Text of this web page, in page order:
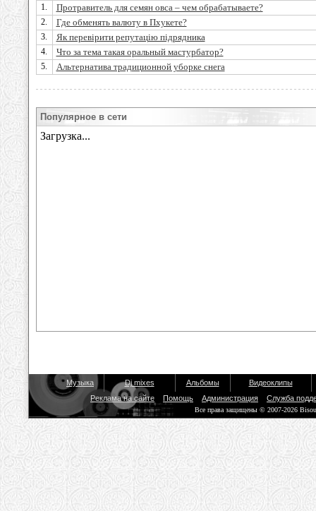
1. Протравитель для семян овса – чем обрабатываете?
2. Где обменять валюту в Пхукете?
3. Як перевірити репутацію підрядника
4. Что за тема такая оральный мастурбатор?
5. Альтернатива традиционной уборке снега
Популярное в сети
Музыка Dj mixes Альбомы
Видеоклипы
Реклама на сайте
Помощь Администрация Служба
Все права защищены © 2007-2026